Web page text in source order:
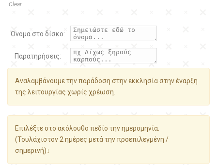
Clear
Όνομα στο δίσκο:
Παρατηρήσεις:
Αναλαμβάνουμε την παράδοση στην εκκλησία στην έναρξη
της λειτουργίας χωρίς χρέωση.
Επιλέξτε στο ακόλουθο πεδίο την ημερομηνία.
(Τουλάχιστον 2 ημέρες μετά την προεπιλεγμένη /
σημερινή)↓